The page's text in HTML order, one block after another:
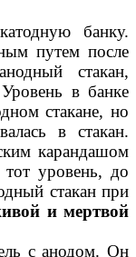
банку.
путем после
стакан,
в банке
стакане, но
в стакан.
карандашом
уровень, до
стакан при
и мертвой
с анодом. Он